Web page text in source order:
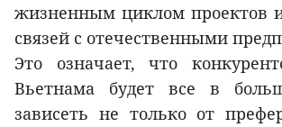
жизненным циклом проектов
связей с отечественными
Это означает, что
Вьетнама будет все в
зависеть не только от